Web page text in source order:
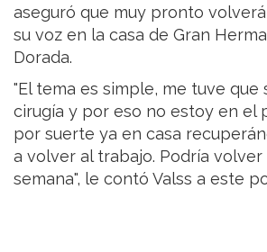
aseguró que muy pronto
su voz en la casa de Gran
Dorada.
"El tema es simple, me tuve que
cirugía y por eso no estoy en el
por suerte ya en casa
a volver al trabajo. Podría volver
semana", le contó Valss a este